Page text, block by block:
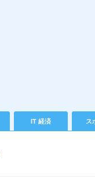
IT 経済 ス